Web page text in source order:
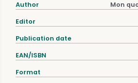
Author Mon
Editor
Publication date
EAN/ISBN
Format